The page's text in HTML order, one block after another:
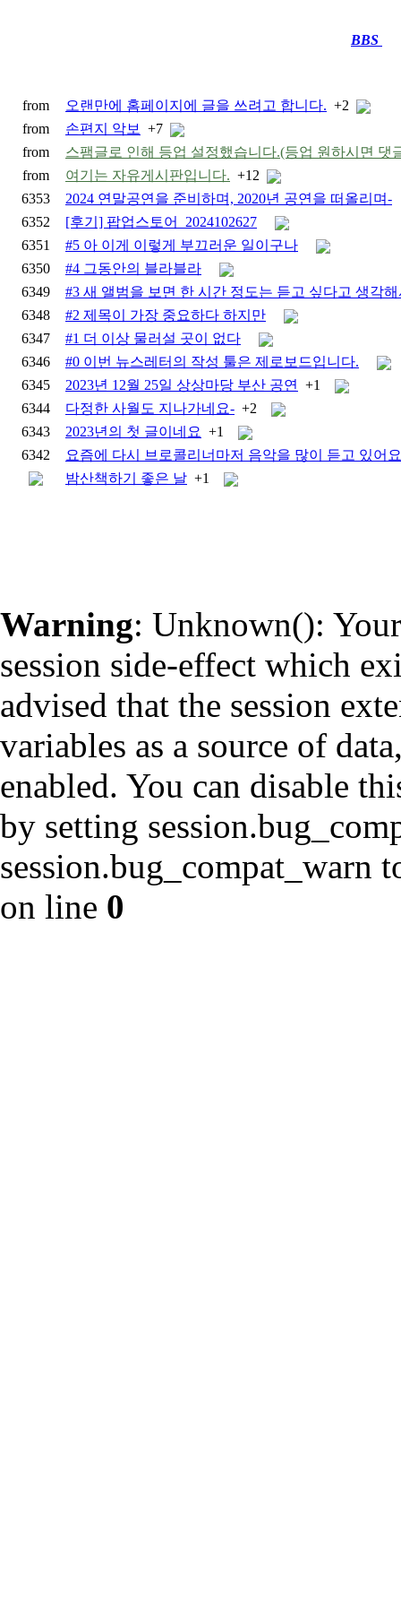
BBS
from 오랜만에 홈페이지에 글을 쓰려고 합니다. +2
from
손편지 악보
+7
from
스팸글로 인해 등업 설정했습니다.(등업 원하시면 댓
from
여기는 자유게시판입니다. +12
6353
2024 연말공연을 준비하며, 2020년 공연을 떠올리며-
6352
[후기] 팝업스토어_2024102627
6351
#5 아 이게 이렇게 부끄러운 일이구나
6350
#4 그동안의 블라블라
6349
#3 새 앨범을 보면 한 시간 정도는 듣고 싶다고 생각
6348
#2 제목이 가장 중요하다 하지만
6347
#1 더 이상 물러설 곳이 없다
6346
#0 이번 뉴스레터의 작성 툴은 제로보드입니다.
6345
2023년 12월 25일 상상마당 부산 공연
+1
6344
다정한 사월도 지나가네요- +2
6343
2023년의 첫 글이네요 +1
6342
요즘에 다시 브로콜리너마저 음악을 많이 듣고 있어요
밤산책하기 좋은 날 +1
Warning: Unknown():
session side-effect which
advised that the session
variables as a source of
enabled. You can disable
by setting
session.bug_compat_warn
on line 0